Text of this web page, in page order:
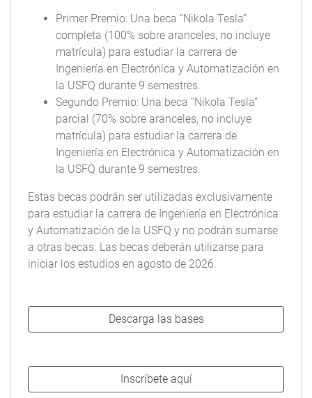
Primer Premio: Una beca “Nikola Tesla”
completa (100% sobre aranceles, no incluye
matrícula) para estudiar la carrera de
Ingeniería en Electrónica y Automatización en
la USFQ durante 9 semestres.
Segundo Premio: Una beca “Nikola Tesla”
parcial (70% sobre aranceles, no incluye
matrícula) para estudiar la carrera de
Ingeniería en Electrónica y Automatización en
la USFQ durante 9 semestres.
Estas becas podrán ser utilizadas exclusivamente
para estudiar la carrera de Ingeniería en Electrónica
y Automatización de la USFQ y no podrán sumarse
a otras becas. Las becas deberán utilizarse para
iniciar los estudios en agosto de 2026.
Descarga las bases
Inscríbete aquí